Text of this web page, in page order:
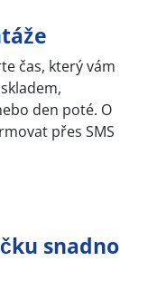
čas, který vám
den poté. O
přes SMS
snadno